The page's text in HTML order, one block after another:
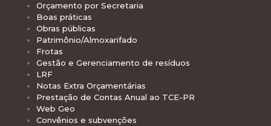
Orçamento por Secretaria
Boas práticas
Obras públicas
Patrimônio/Almoxarifado
Frotas
Gestão e Gerenciamento de resíduos
LRF
Notas Extra Orçamentárias
Prestação de Contas Anual ao TCE-PR
Web Geo
Convênios e subvenções